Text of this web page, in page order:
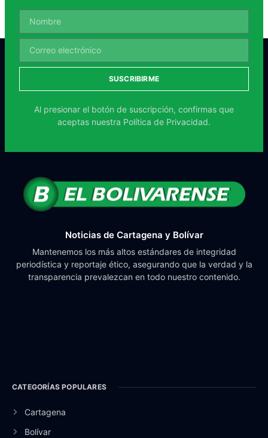
SUSCRIBIRME
Al presionar el botón de suscripción, confirmas que
aceptas nuestra Política de Privacidad.
Noticias de Cartagena y Bolívar
Mantenemos los más altos estándares de integridad
periodística y reportaje ético, asegurando que la verdad y la
transparencia prevalezcan en todo nuestro contenido.
CATEGORÍAS POPULARES
Cartagena
Bolívar